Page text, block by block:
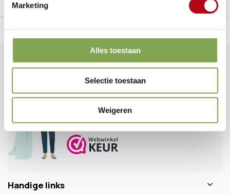
Marketing
Alles toestaan
Selectie toestaan
Weigeren
Nederland.* 14dagen bedenktijd Al28 jaarde tuinspecialist
Klantenservice
Veelgestelde vragen
0346 218 111
info@dewiltfang.nl
Handige links